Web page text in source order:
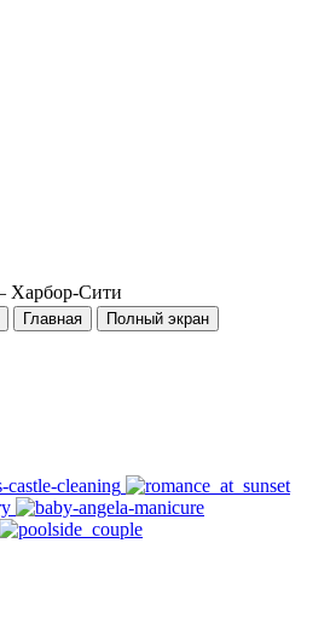
Харбор-Сити
Главная Полный экран